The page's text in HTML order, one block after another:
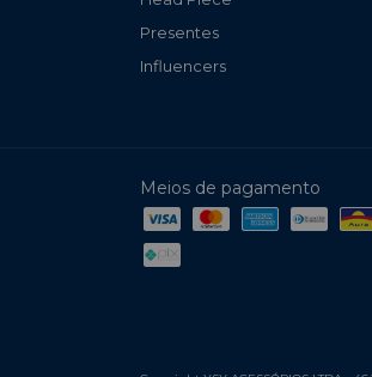
Presentes
Influencers
Meios de pagamento